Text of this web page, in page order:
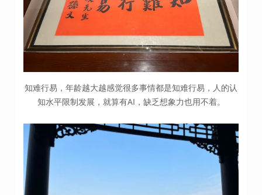
知难行易，年龄越大越感觉很多事情都是知难行易，人的认
知水平限制发展，就算有AI，缺乏想象力也用不着。